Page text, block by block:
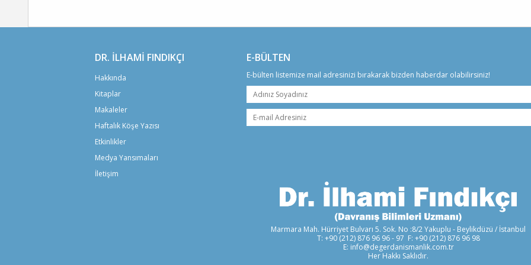
DR. İLHAMİ FINDIKÇI
Hakkında
Kitaplar
Makaleler
Haftalık Köşe Yazısı
Etkinlikler
Medya Yansımaları
İletişim
E-BÜLTEN
E-bülten listemize mail adresinizi bırakarak bizden haberdar olabilirsiniz!
Marmara Mah. Hürriyet Bulvarı 5. Sok. No :8/2 Yakuplu - Beylikdüzü / İstanbul
T: +90 (212) 876 96 96 - 97 F: +90 (212) 876 96 98
E: info@degerdanismanlik.com.tr
Her Hakkı Saklıdır.